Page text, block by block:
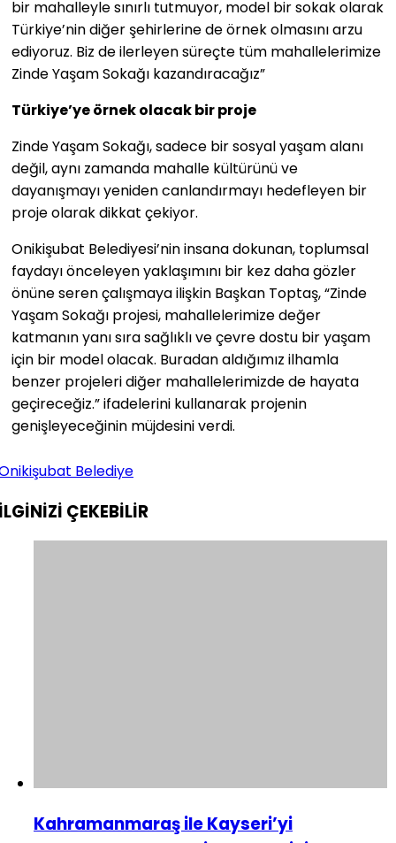
bir mahalleyle sınırlı tutmuyor, model bir sokak olarak
Türkiye’nin diğer şehirlerine de örnek olmasını arzu
ediyoruz. Biz de ilerleyen süreçte tüm mahallelerimize
Zinde Yaşam Sokağı kazandıracağız”
Türkiye’ye örnek olacak bir proje
Zinde Yaşam Sokağı, sadece bir sosyal yaşam alanı
değil, aynı zamanda mahalle kültürünü ve
dayanışmayı yeniden canlandırmayı hedefleyen bir
proje olarak dikkat çekiyor.
Onikişubat Belediyesi’nin insana dokunan, toplumsal
faydayı önceleyen yaklaşımını bir kez daha gözler
önüne seren çalışmaya ilişkin Başkan Toptaş, “Zinde
Yaşam Sokağı projesi, mahallelerimize değer
katmanın yanı sıra sağlıklı ve çevre dostu bir yaşam
için bir model olacak. Buradan aldığımız ilhamla
benzer projeleri diğer mahallelerimizde de hayata
geçireceğiz.” ifadelerini kullanarak projenin
genişleyeceğinin müjdesini verdi.
Belediye
ÇEKEBİLİR
Kahramanmaraş ile Kayseri’yi